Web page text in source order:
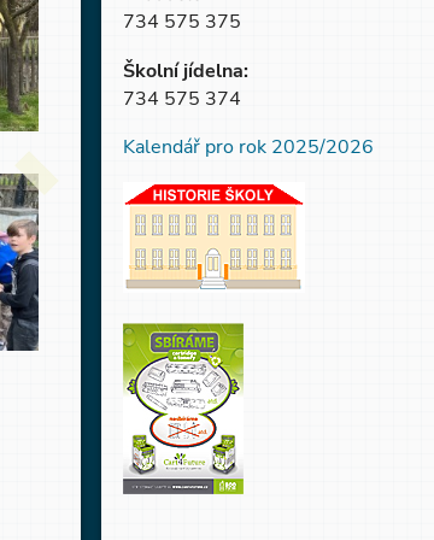
734 575 375
Školní jídelna:
734 575 374
Kalendář pro rok 2025/2026